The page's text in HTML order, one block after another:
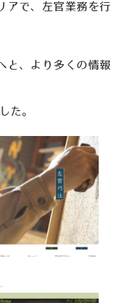
アで、左官業務を行
と、より多くの情報
た。